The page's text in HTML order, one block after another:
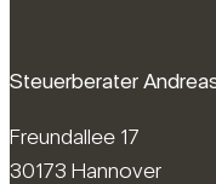
Steuerberater
Freundallee 17
30173 Hannover